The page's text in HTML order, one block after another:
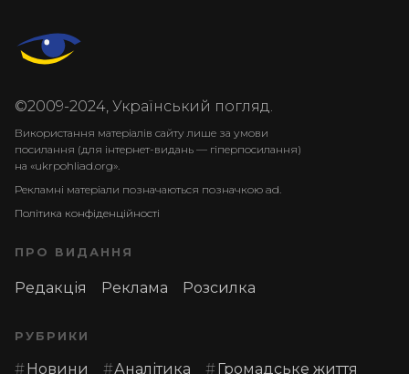
©2009-2024, Український погляд.
Використання матеріалів сайту лише за умови
посилання (для інтернет-видань — гіперпосилання)
на «ukrpohliad.org».
Рекламні матеріали позначаються позначкою ad.
Політика конфіденційності
ПРО ВИДАННЯ
Редакція Реклама Розсилка
РУБРИКИ
Новини Аналітика Громадське життя